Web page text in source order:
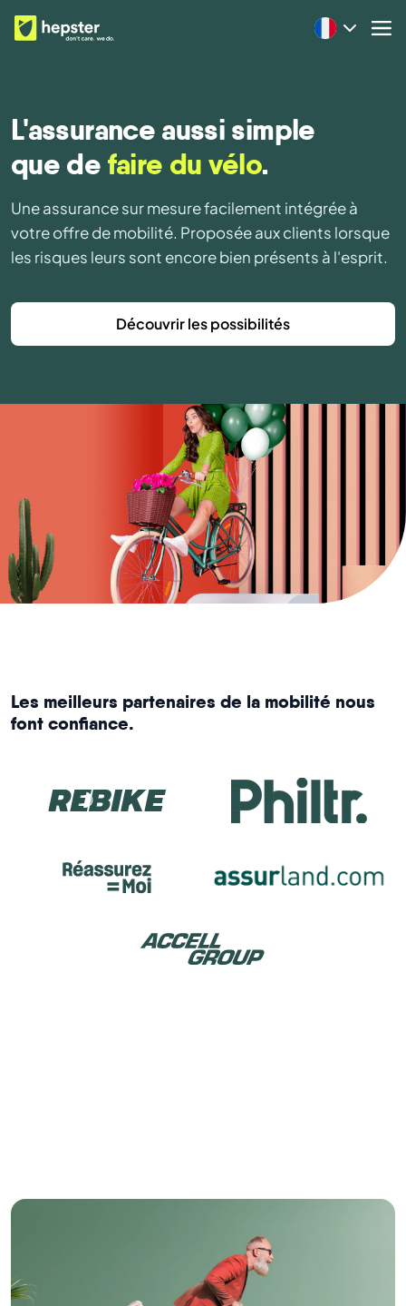
L'assurance aussi simple
que defaire du vélo.
Une assurance sur mesure facilement intégrée à
votre offre de mobilité. Proposée aux clients lorsque
les risques leurs sont encore bien présents à l'esprit.
Découvrir les possibilités
Les meilleurs partenaires de la mobilité nous
font confiance.